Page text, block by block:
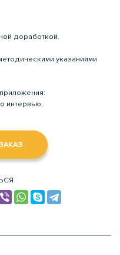
доработкой.
указаниями
интервью.